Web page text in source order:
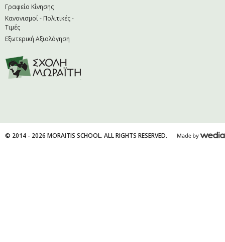
Γραφείο Κίνησης
Κανονισμοί - Πολιτικές -
Τιμές
Εξωτερική Αξιολόγηση
© 2014 - 2026 MORAITIS SCHOOL. ALL RIGHTS RESERVED.